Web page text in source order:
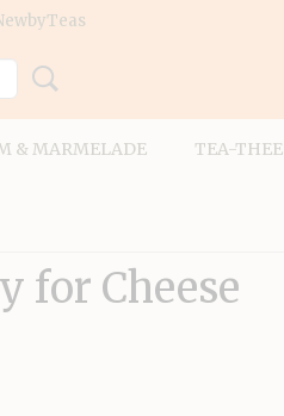
& MARMELADE TEA-THEE
for Cheese